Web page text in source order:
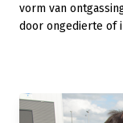
vorm van
door ongedierte of